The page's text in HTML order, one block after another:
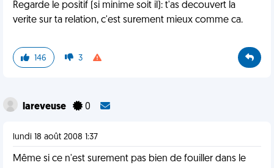
Regarde le positif (si minime soit il): t'as decouvert la
verite sur ta relation, c'est surement mieux comme ca.
146 3
lareveuse 0
lundi 18 août 2008 1:37
Même si ce n'est surement pas bien de fouiller dans le